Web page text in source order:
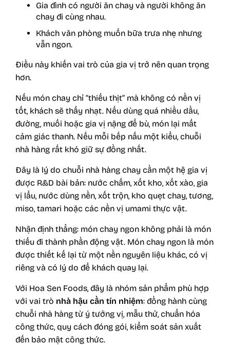
Gia đình có người ăn chay và người không ăn
chay đi cùng nhau.
Khách văn phòng muốn bữa trưa nhẹ nhưng
vẫn ngon.
Điều này khiến vai trò của gia vị trở nên quan trọng
hơn.
Nếu món chay chỉ “thiếu thịt” mà không có nền vị
tốt, khách sẽ thấy nhạt. Nếu dùng quá nhiều dầu,
đường, muối hoặc gia vị nặng để bù, món lại mất
cảm giác thanh. Nếu mỗi bếp nấu một kiểu, chuỗi
nhà hàng rất khó giữ sự đồng nhất.
Đây là lý do chuỗi nhà hàng chay cần một hệ gia vị
được R&D bài bản: nước chấm, xốt kho, xốt xào, gia
vị lẩu, nước dùng nền, xốt trộn, kho quẹt chay, tương,
miso, tamari hoặc các nền vị umami thực vật.
Nhận định thẳng: món chay ngon không phải là món
thiếu đi thành phần động vật. Món chay ngon là món
được thiết kế lại từ một nền nguyên liệu khác, có vị
riêng và có lý do để khách quay lại.
Với Hoa Sen Foods, đây là nhóm sản phẩm phù hợp
với vai trò nhà hậu cần tín nhiệm: đồng hành cùng
chuỗi nhà hàng từ ý tưởng vị, mẫu thử, chuẩn hóa
công thức, quy cách đóng gói, kiểm soát sản xuất
đến bảo mật công thức.